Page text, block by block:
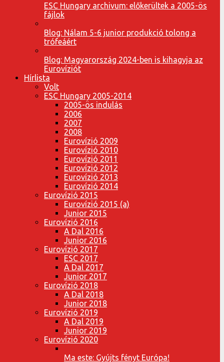
ESC Hungary archivum: előkerültek a 2005-ös
fájlok
Blog: Nálam 5-6 junior produkció tolong a
trófeáért
Blog: Magyarország 2024-ben is kihagyja az
Eurovíziót
Hírlista
Volt
ESC Hungary 2005-2014
2005-ös indulás
2006
2007
2008
Eurovízió 2009
Eurovízió 2010
Eurovízió 2011
Eurovízió 2012
Eurovízió 2013
Eurovízió 2014
Eurovízió 2015
Eurovízió 2015 (a)
Junior 2015
Eurovízió 2016
A Dal 2016
Junior 2016
Eurovízió 2017
ESC 2017
A Dal 2017
Junior 2017
Eurovízió 2018
A Dal 2018
Junior 2018
Eurovízió 2019
A Dal 2019
Junior 2019
Eurovízió 2020
Ma este: Gyújts fényt Európa!